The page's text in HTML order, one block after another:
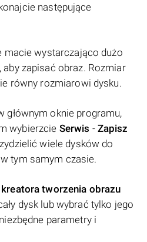
następujące
macie wystarczająco dużo
zapisać obraz. Rozmiar
równy rozmiarowi dysku.
głównym oknie programu,
wybierzcie Serwis - Zapisz
wiele dysków do
tym samym czasie.
kreatora tworzenia obrazu
dysk lub wybrać tylko jego
parametry i